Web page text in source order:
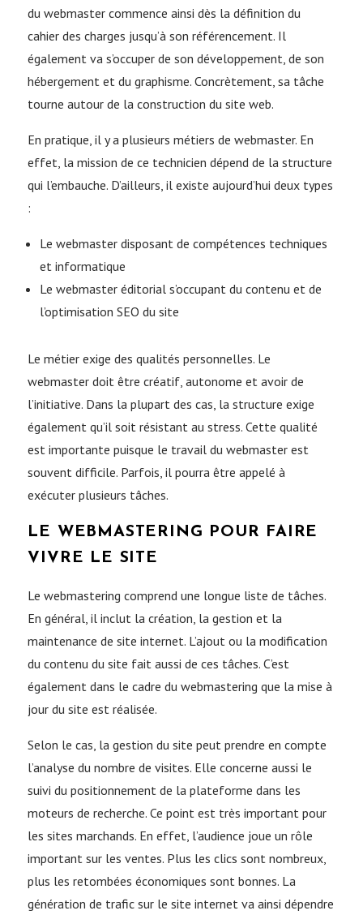
du webmaster commence ainsi dès la définition du
cahier des charges jusqu’à son référencement. Il
également va s’occuper de son développement, de son
hébergement et du graphisme. Concrètement, sa tâche
tourne autour de la construction du site web.
En pratique, il y a plusieurs métiers de webmaster. En
effet, la mission de ce technicien dépend de la structure
qui l’embauche. D’ailleurs, il existe aujourd’hui deux types
:
Le webmaster disposant de compétences techniques
et informatique
Le webmaster éditorial s’occupant du contenu et de
l’optimisation SEO du site
Le métier exige des qualités personnelles. Le
webmaster doit être créatif, autonome et avoir de
l’initiative. Dans la plupart des cas, la structure exige
également qu’il soit résistant au stress. Cette qualité
est importante puisque le travail du webmaster est
souvent difficile. Parfois, il pourra être appelé à
exécuter plusieurs tâches.
LE WEBMASTERING POUR FAIRE
VIVRE LE SITE
Le webmastering comprend une longue liste de tâches.
En général, il inclut la création, la gestion et la
maintenance de site internet. L’ajout ou la modification
du contenu du site fait aussi de ces tâches. C’est
également dans le cadre du webmastering que la mise à
jour du site est réalisée.
Selon le cas, la gestion du site peut prendre en compte
l’analyse du nombre de visites. Elle concerne aussi le
suivi du positionnement de la plateforme dans les
moteurs de recherche. Ce point est très important pour
les sites marchands. En effet, l’audience joue un rôle
important sur les ventes. Plus les clics sont nombreux,
plus les retombées économiques sont bonnes. La
génération de trafic sur le site internet va ainsi dépendre